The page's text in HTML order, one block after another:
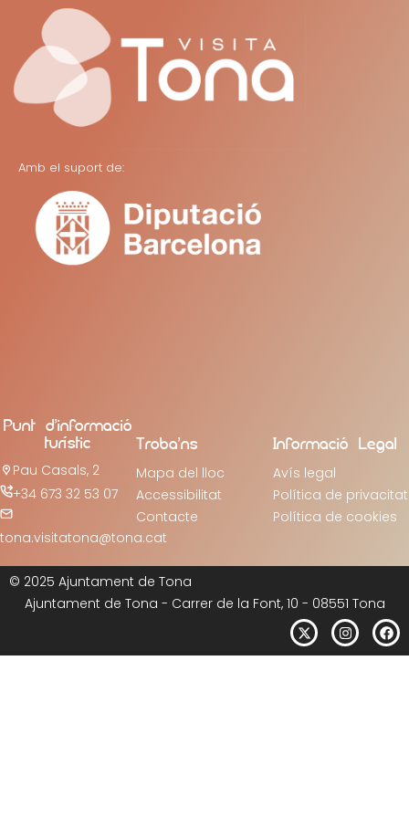
Amb el suport de:
Punt d’informació
turístic
Pau Casals, 2
+34 673 32 53 07
tona.visitatona@tona.cat
Troba’ns
Mapa del lloc
Accessibilitat
Contacte
Informació Legal
Avís legal
Política de privacitat
Política de cookies
© 2025 Ajuntament de Tona
Ajuntament de Tona - Carrer de la Font, 10 - 08551 Tona